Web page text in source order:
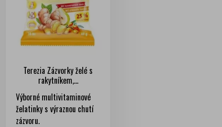
Terezia Zázvorky želé s
rakytníkem,...
Výborné multivitaminové
želatinky s výraznou chutí
zázvoru.